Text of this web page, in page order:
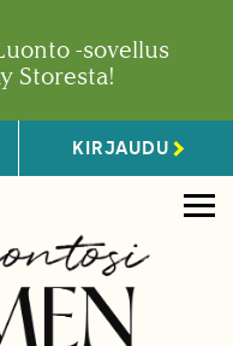
-sovellus
Storesta!
KIRJAUDU